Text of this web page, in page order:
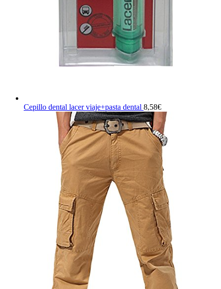
Cepillo dental lacer viaje+pasta dental 8,58€